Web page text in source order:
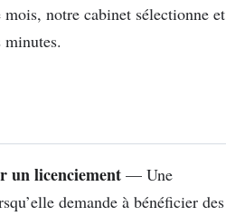
mois, notre cabinet sélectionne et
minutes.
un licenciement — Une
demande à bénéficier des